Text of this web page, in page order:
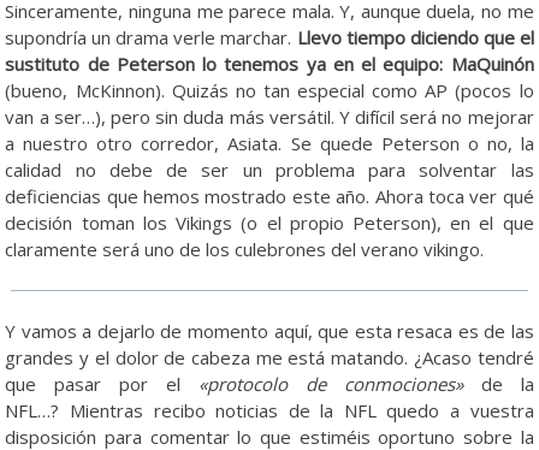
Sinceramente, ninguna me parece mala. Y, aunque duela, no me
supondría un drama verle marchar. Llevo tiempo diciendo que el
sustituto de Peterson lo tenemos ya en el equipo: MaQuinón
(bueno, McKinnon). Quizás no tan especial como AP (pocos lo
van a ser…), pero sin duda más versátil. Y difícil será no mejorar
a nuestro otro corredor, Asiata. Se quede Peterson o no, la
calidad no debe de ser un problema para solventar las
deficiencias que hemos mostrado este año. Ahora toca ver qué
decisión toman los Vikings (o el propio Peterson), en el que
claramente será uno de los culebrones del verano vikingo.
Y vamos a dejarlo de momento aquí, que esta resaca es de las
grandes y el dolor de cabeza me está matando. ¿Acaso tendré
que pasar por el «protocolo de conmociones»de la
NFL…? Mientras recibo noticias de la NFL quedo a vuestra
disposición para comentar lo que estiméis oportuno sobre la